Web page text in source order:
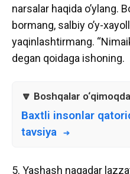
narsalar haqida o’ylang.
bormang, salbiy o’y-
yaqinlashtirmang.
degan qoidaga ishoning.
Baxtli insonlar
tavsiya
5. Yashash naqadar